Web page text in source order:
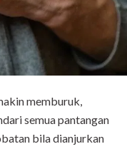
memburuk,
semua pantangan
bila dianjurkan